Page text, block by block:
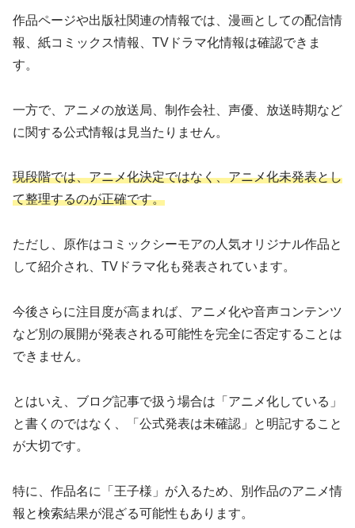
作品ページや出版社関連の情報では、漫画としての配信情
報、紙コミックス情報、TVドラマ化情報は確認できま
す。
一方で、アニメの放送局、制作会社、声優、放送時期など
に関する公式情報は見当たりません。
現段階では、アニメ化決定ではなく、アニメ化未発表とし
て整理するのが正確です。
ただし、原作はコミックシーモアの人気オリジナル作品と
して紹介され、TVドラマ化も発表されています。
今後さらに注目度が高まれば、アニメ化や音声コンテンツ
など別の展開が発表される可能性を完全に否定することは
できません。
とはいえ、ブログ記事で扱う場合は「アニメ化している」
と書くのではなく、「公式発表は未確認」と明記すること
が大切です。
特に、作品名に「王子様」が入るため、別作品のアニメ情
報と検索結果が混ざる可能性もあります。